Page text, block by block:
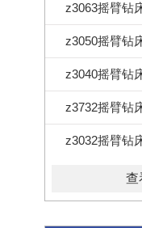
z3063摇臂钻
z3050摇臂钻
z3040摇臂钻
z3732摇臂钻
z3032摇臂钻
查